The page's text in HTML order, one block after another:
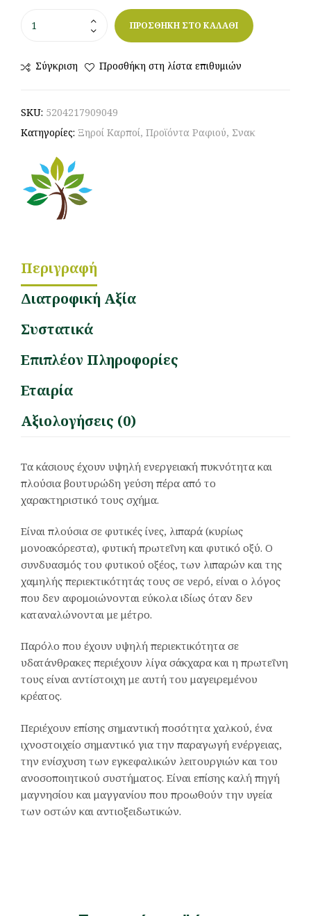
ΠΡΟΣΘΗΚΗ ΣΤΟ ΚΑΛΑΘΙ
Σύγκριση Προσθήκη στη λίστα επιθυμιών
SKU: 5204217909049
Κατηγορίες: Ξηροί Καρποί, Προϊόντα Ραφιού, Σνακ
Περιγραφή
Διατροφική Αξία
Συστατικά
Επιπλέον Πληροφορίες
Εταιρία
Αξιολογήσεις (0)
Τα κάσιους έχουν υψηλή ενεργειακή πυκνότητα και
πλούσια βουτυρώδη γεύση πέρα από το
χαρακτηριστικό τους σχήμα.
Είναι πλούσια σε φυτικές ίνες, λιπαρά (κυρίως
μονοακόρεστα), φυτική πρωτεΐνη και φυτικό οξύ. Ο
συνδυασμός του φυτικού οξέος, των λιπαρών και της
χαμηλής περιεκτικότητάς τους σε νερό, είναι ο λόγος
που δεν αφομοιώνονται εύκολα ιδίως όταν δεν
καταναλώνονται με μέτρο.
Παρόλο που έχουν υψηλή περιεκτικότητα σε
υδατάνθρακες περιέχουν λίγα σάκχαρα και η πρωτεΐνη
τους είναι αντίστοιχη με αυτή του μαγειρεμένου
κρέατος.
Περιέχουν επίσης σημαντική ποσότητα χαλκού, ένα
ιχνοστοιχείο σημαντικό για την παραγωγή ενέργειας,
την ενίσχυση των εγκεφαλικών λειτουργιών και του
ανοσοποιητικού συστήματος. Είναι επίσης καλή πηγή
μαγνησίου και μαγγανίου που προωθούν την υγεία
των οστών και αντιοξειδωτικών.